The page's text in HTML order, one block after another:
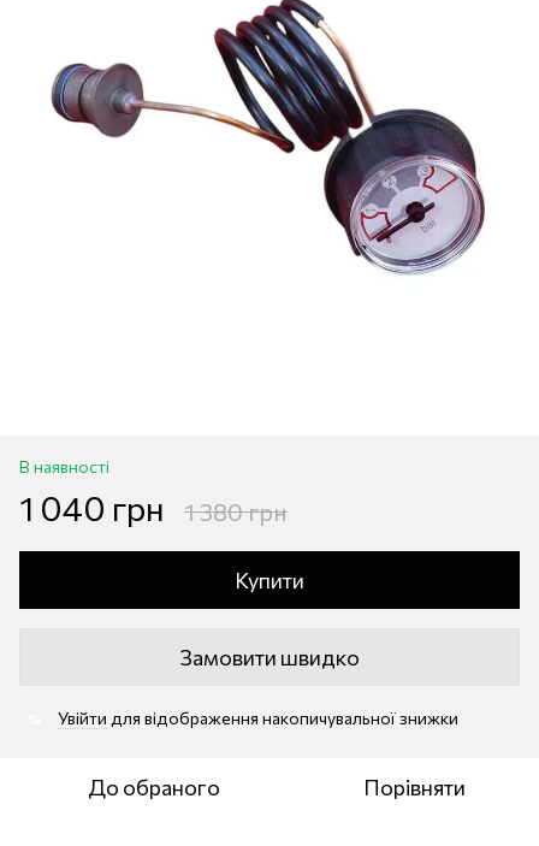
В наявності
1 040 грн 1 380 грн
Купити
Замовити швидко
Увійти для відображення накопичувальної знижки
До обраного Порівняти